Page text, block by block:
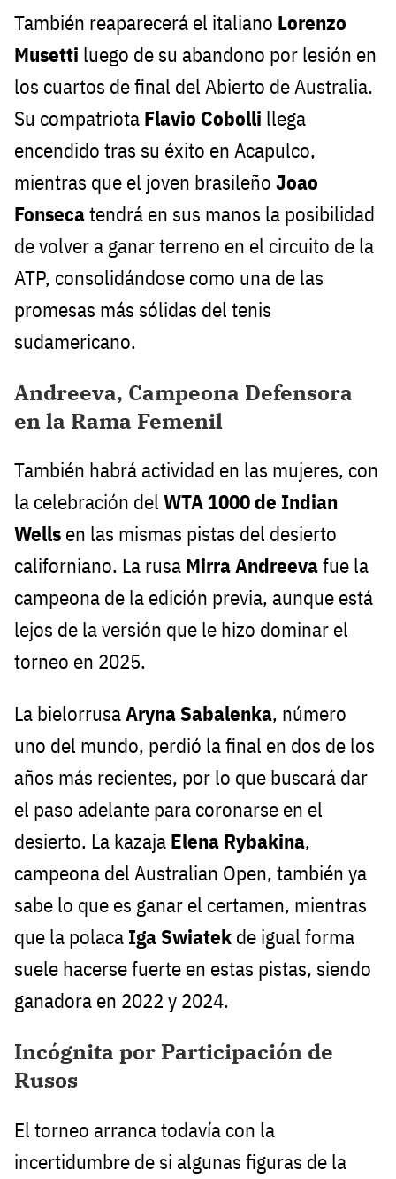
También reaparecerá el italiano Lorenzo
Musetti luego de su abandono por lesión en
los cuartos de final del Abierto de Australia.
Su compatriota Flavio Cobolli llega
encendido tras su éxito en Acapulco,
mientras que el joven brasileño Joao
Fonsecatendrá en sus manos la posibilidad
de volver a ganar terreno en el circuito de la
ATP, consolidándose como una de las
promesas más sólidas del tenis
sudamericano.
Andreeva, Campeona Defensora
en la Rama Femenil
También habrá actividad en las mujeres, con
la celebración del WTA 1000 de Indian
Wells en las mismas pistas del desierto
californiano. La rusa Mirra Andreevafue la
campeona de la edición previa, aunque está
lejos de la versión que le hizo dominar el
torneo en 2025.
La bielorrusaAryna Sabalenka, número
uno del mundo, perdió la final en dos de los
años más recientes, por lo que buscará dar
el paso adelante para coronarse en el
desierto. La kazaja Elena Rybakina,
campeona del Australian Open, también ya
sabe lo que es ganar el certamen, mientras
que la polaca Iga Swiatek de igual forma
suele hacerse fuerte en estas pistas, siendo
ganadora en 2022 y 2024.
Incógnita por Participación de
Rusos
El torneo arranca todavía con la
incertidumbre de si algunas figuras de la